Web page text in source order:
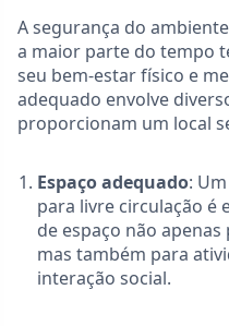
A segurança do
a maior parte do tempo
seu bem-estar físico e
adequado envolve
proporcionam um local
Espaço adequado:
para livre circulação é
de espaço não
mas também para
interação social.